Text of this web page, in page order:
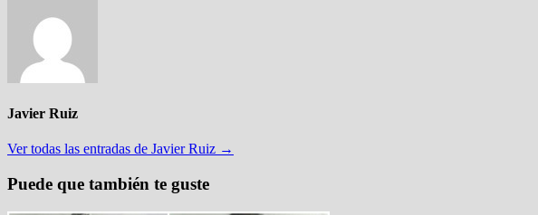
Javier Ruiz
Ver todas las entradas de Javier Ruiz →
Puede que también te guste